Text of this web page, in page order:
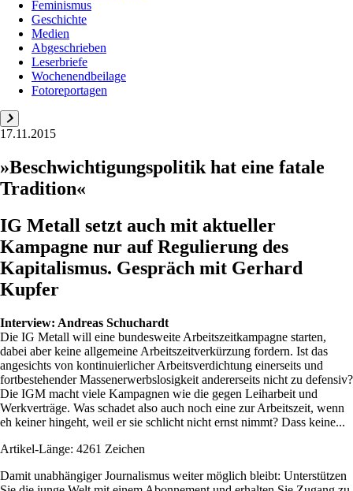
Feminismus
Geschichte
Medien
Abgeschrieben
Leserbriefe
Wochenendbeilage
Fotoreportagen
17.11.2015
»Beschwichtigungspolitik hat eine fatale
Tradition«
IG Metall setzt auch mit aktueller
Kampagne nur auf Regulierung des
Kapitalismus. Gespräch mit Gerhard
Kupfer
Interview: Andreas Schuchardt
Die IG Metall will eine bundesweite Arbeitszeitkampagne starten,
dabei aber keine allgemeine Arbeitszeitverkürzung fordern. Ist das
angesichts von kontinuierlicher Arbeitsverdichtung einerseits und
fortbestehender Massenerwerbslosigkeit andererseits nicht zu defensiv?
Die IGM macht viele Kampagnen wie die gegen Leiharbeit und
Werkverträge. Was schadet also auch noch eine zur Arbeitszeit, wenn
eh keiner hingeht, weil er sie schlicht nicht ernst nimmt? Dass keine...
Artikel-Länge: 4261 Zeichen
Damit unabhängiger Journalismus weiter möglich bleibt: Unterstützen